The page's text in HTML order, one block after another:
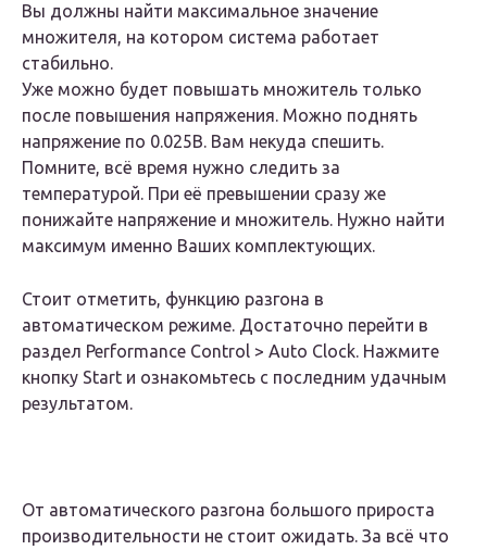
Вы должны найти максимальное значение
множителя, на котором система работает
стабильно.
Уже можно будет повышать множитель только
после повышения напряжения. Можно поднять
напряжение по 0.025В. Вам некуда спешить.
Помните, всё время нужно следить за
температурой. При её превышении сразу же
понижайте напряжение и множитель. Нужно найти
максимум именно Ваших комплектующих.
Стоит отметить, функцию разгона в
автоматическом режиме. Достаточно перейти в
раздел Performance Control > Auto Clock. Нажмите
кнопку Start и ознакомьтесь с последним удачным
результатом.
От автоматического разгона большого прироста
производительности не стоит ожидать. За всё что